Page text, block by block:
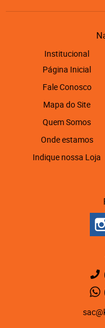
Institucional
Página Inicial
Fale Conosco
Mapa do Site
Quem Somos
Onde estamos
Indique nossa Loja